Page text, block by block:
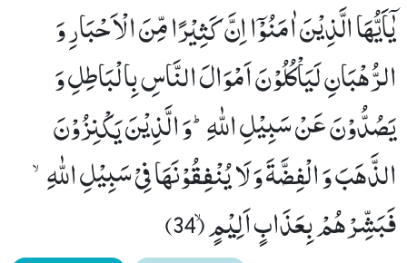
یٰۤاَیُّهَا الَّذِیْنَ اٰمَنُوْۤا اِنَّ كَثِیْرًا مِّنَ الْاَحْبَارِ وَ
الرُّهْبَانِ لَیَاْكُلُوْنَ اَمْوَالَ النَّاسِ بِالْبَاطِلِ وَ
یَصُدُّوْنَ عَنْ سَبِیْلِ اللّٰهِؕ-وَ الَّذِیْنَ یَكْنِزُوْنَ
الذَّهَبَ وَ الْفِضَّةَ وَ لَا یُنْفِقُوْنَهَا فِیْ سَبِیْلِ اللّٰهِۙ-
فَبَشِّرْهُمْ بِعَذَابٍ اَلِیْمٍۙ (34)